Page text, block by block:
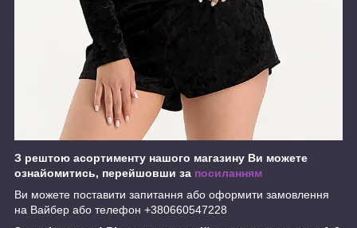
З рештою асортименту нашого магазину Ви можете
ознайомитись, перейшовши за посиланням
Ви можете поставити запитання або оформити замовлення
на Вайбер або телефон +380660547228